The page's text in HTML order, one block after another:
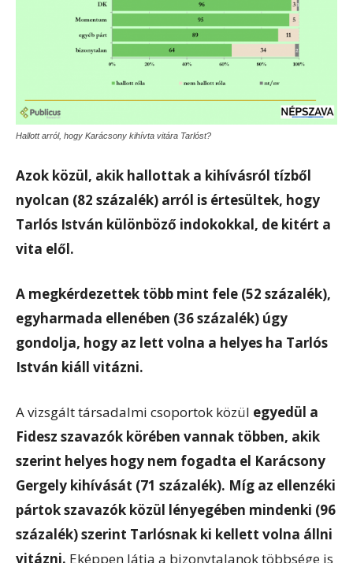
Hallott arról, hogy Karácsony kihívta vitára Tarlóst?
Azok közül, akik hallottak a kihívásról tízből
nyolcan (82 százalék) arról is értesültek, hogy
Tarlós István különböző indokokkal, de kitért a
vita elől.
A megkérdezettek több mint fele (52 százalék),
egyharmada ellenében (36 százalék) úgy
gondolja, hogy az lett volna a helyes ha Tarlós
István kiáll vitázni.
A vizsgált társadalmi csoportok közül egyedül a
Fidesz szavazók körében vannak többen, akik
szerint helyes hogy nem fogadta el Karácsony
Gergely kihívását (71 százalék). Míg az ellenzéki
pártok szavazók közül lényegében mindenki (96
százalék) szerint Tarlósnak ki kellett volna állni
vitázni. Eképpen látja a bizonytalanok többsége is